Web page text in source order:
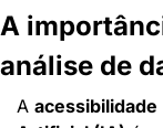
A
análise de
A acessibilidade